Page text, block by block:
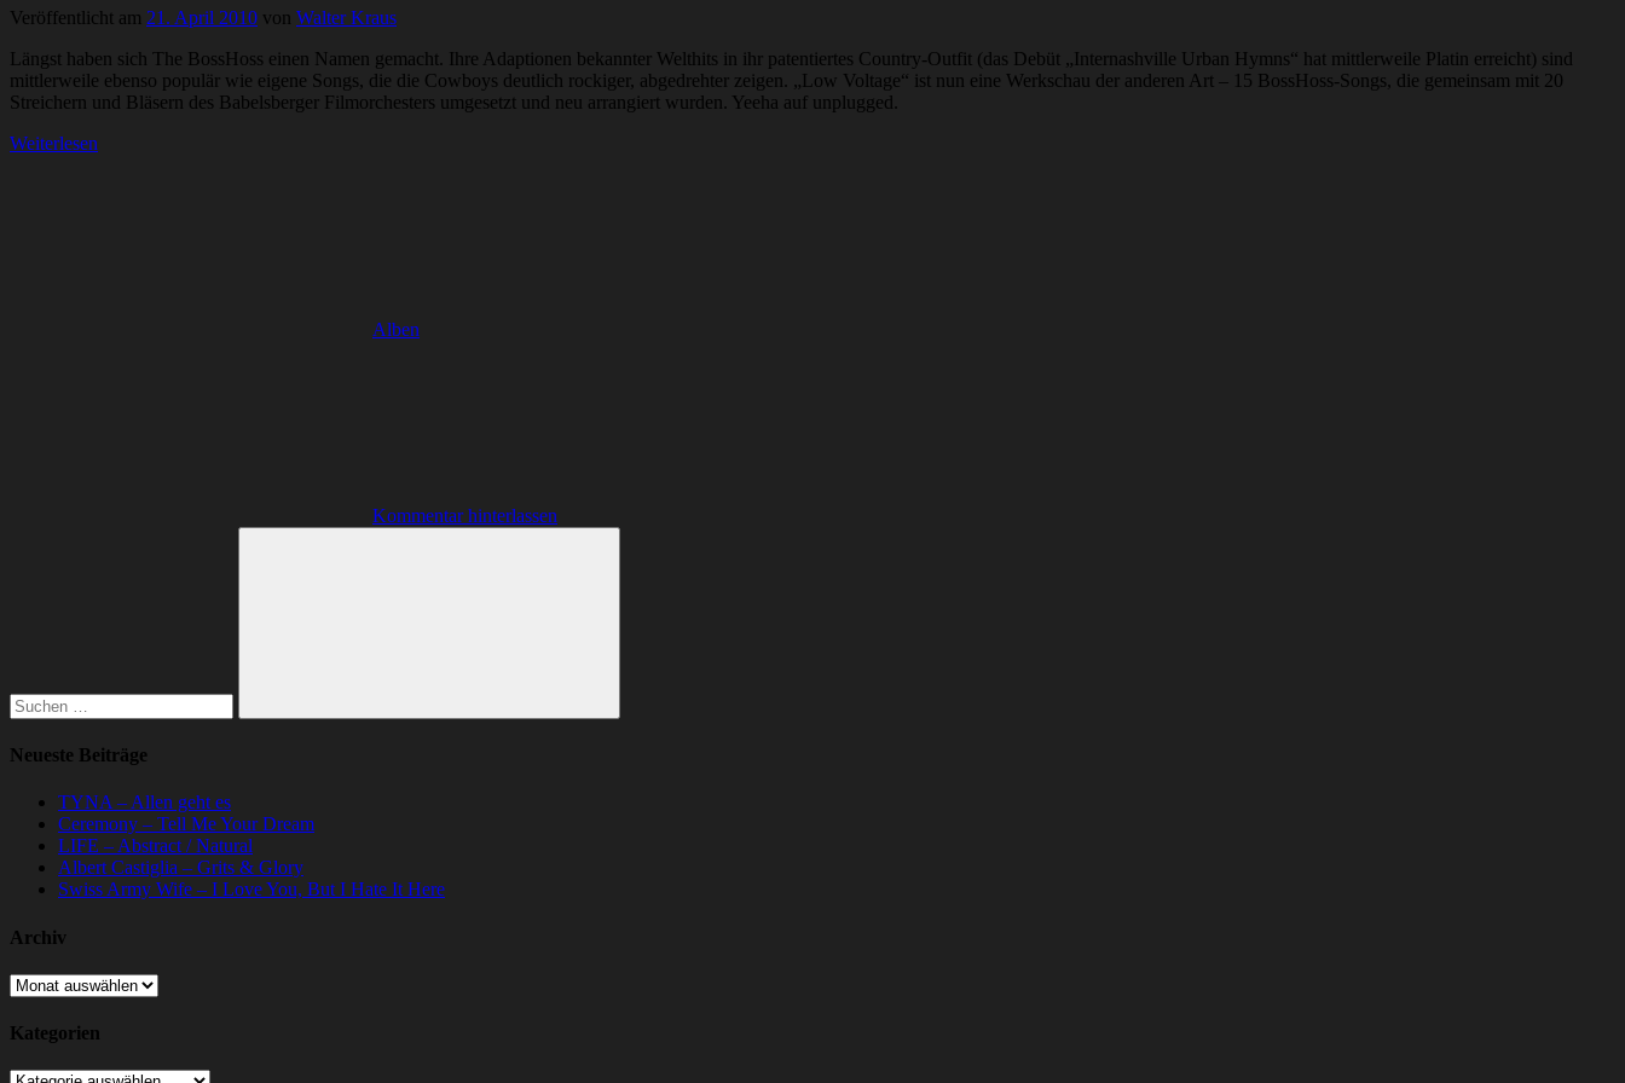
Veröffentlicht am 21. April 2010 von Walter Kraus
Längst haben sich The BossHoss einen Namen gemacht. Ihre Adaptionen bekannter Welthits in ihr patentiertes Country-Outfit (das Debüt „Internashville Urban Hymns“ hat mittlerweile Platin erreicht) sind
mittlerweile ebenso populär wie eigene Songs, die die Cowboys deutlich rockiger, abgedrehter zeigen. „Low Voltage“ ist nun eine Werkschau der anderen Art – 15 BossHoss-Songs, die gemeinsam mit 20
Streichern und Bläsern des Babelsberger Filmorchesters umgesetzt und neu arrangiert wurden. Yeeha auf unplugged.
Weiterlesen
Alben
Kommentar hinterlassen
Suchen
Neueste Beiträge
TYNA – Allen geht es
Ceremony – Tell Me Your Dream
LIFE – Abstract / Natural
Albert Castiglia – Grits & Glory
Swiss Army Wife – I Love You, But I Hate It Here
Archiv
Archiv
Kategorien